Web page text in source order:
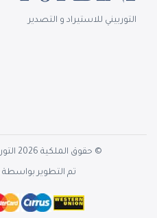
التوربيني للاستيراد و التصدير
© حقوق الملكية 2026 التوربيني للاستيراد و التصدير.
تم التطوير بواسطة